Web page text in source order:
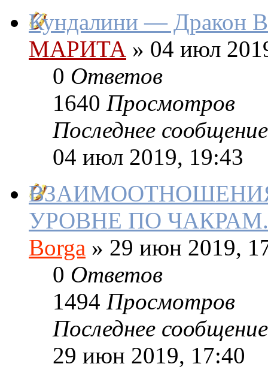
Кундалини — Дракон
МАРИТА » 04 июл
0 Ответов
1640 Просмотров
Последнее сообщение
04 июл 2019, 19:43
УРОВНЕ ПО ЧАКРАМ.
Borga » 29 июн 2019,
0 Ответов
1494 Просмотров
Последнее сообщение
29 июн 2019, 17:40